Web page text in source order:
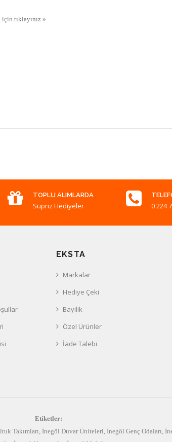
için tıklayınız »
TOPLU ALIMLARDA
Süpriz Hediyeler 0 224
EKSTA
Markalar
Hediye Çeki
Bayilik
Özel Ürünler
İade Talebi
Etiketler:
Takımları İnegöl Duvar Üniteleri İnegöl Genç Odaları